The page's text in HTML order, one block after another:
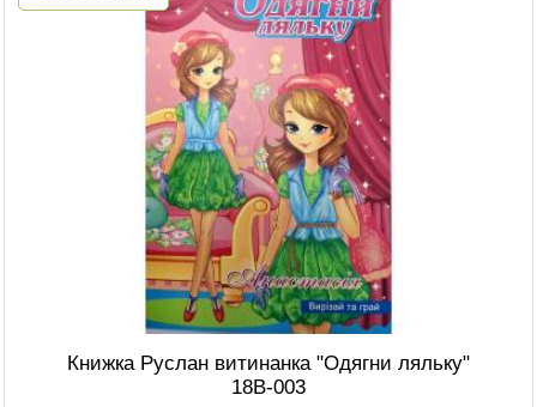
Книжка Руслан витинанка "Одягни ляльку"
18В-003